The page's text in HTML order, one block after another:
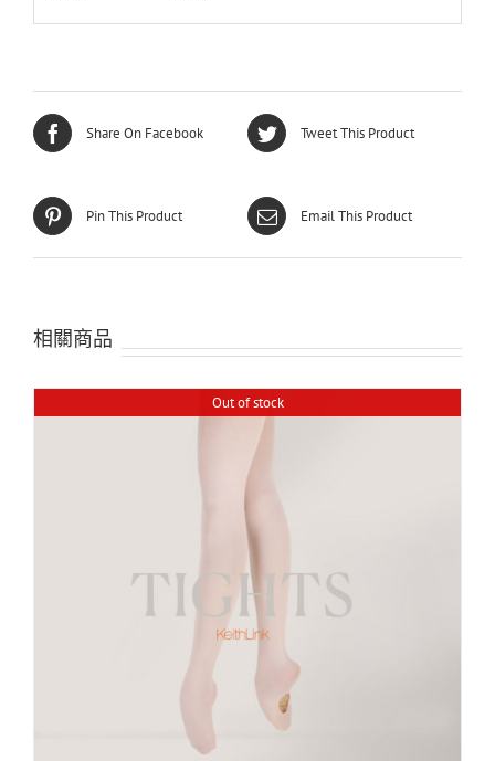
Share On Facebook Tweet This Product
Pin This Product Email This Product
相關商品
Out of stock